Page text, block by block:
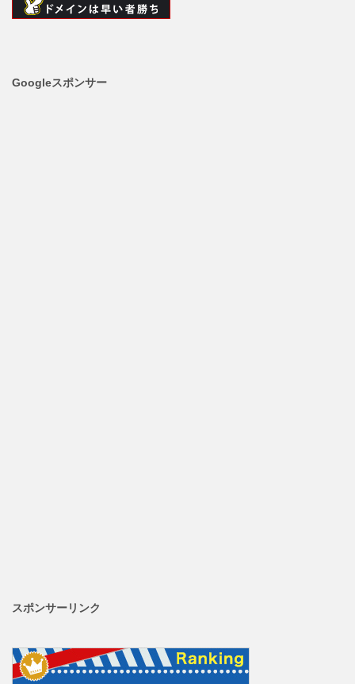
Googleスポンサー
スポンサーリンク